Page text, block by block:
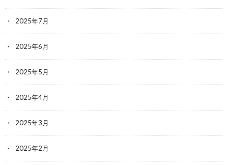
2025年7月
2025年6月
2025年5月
2025年4月
2025年3月
2025年2月